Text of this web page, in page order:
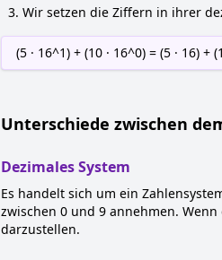
Wir setzen die Ziffern in ihrer
(5 · 16^1) + (10 · 16^0) = (5 · 16) +
Unterschiede zwischen
Dezimales System
Es handelt sich um ein
zwischen 0 und 9 annehmen.
darzustellen.